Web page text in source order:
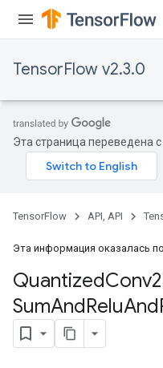
TensorFlow v2.3.0
Эта страница переведена
TensorFlow API, API
Эта информация оказалась
Quantized
SumAndReluAnd